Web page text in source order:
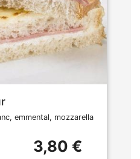
emmental, mozzarella
3,80 €